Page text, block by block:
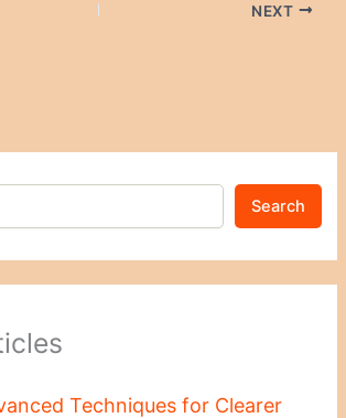
NEXT
Search
Techniques for Clearer